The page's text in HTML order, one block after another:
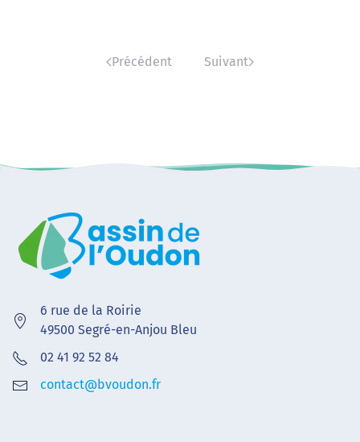
Précédent Suivant
6 rue de la Roirie
49500 Segré-en-Anjou Bleu
02 41 92 52 84
contact@bvoudon.fr